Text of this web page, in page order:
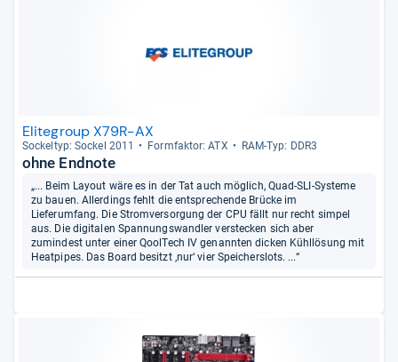
Elitegroup X79R-AX
Sockel­typ: Sockel 2011 Form­fak­tor: ATX RAM-​Typ: DDR3
ohne Endnote
„... Beim Layout wäre es in der Tat auch möglich, Quad-SLI-Systeme
zu bauen. Allerdings fehlt die entsprechende Brücke im
Lieferumfang. Die Stromversorgung der CPU fällt nur recht simpel
aus. Die digitalen Spannungswandler verstecken sich aber
zumindest unter einer QoolTech IV genannten dicken Kühllösung mit
Heatpipes. Das Board besitzt ‚nur‘ vier Speicherslots. ...“